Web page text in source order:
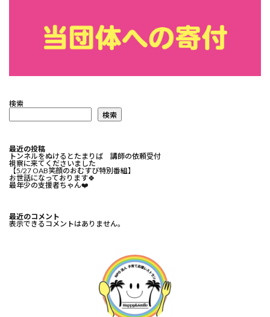
検索
検索
最近の投稿
トンネルをぬけるとたまりば 講師の依頼受付
視察に来てくださいました
【5/27 OAB笑顔のおむすび特別番組】
お世話になっております🍀⁡
最年少の支援者ちゃん❤️⁡
最近のコメント
表示できるコメントはありません。